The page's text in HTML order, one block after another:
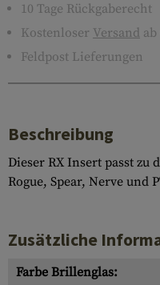
10 Tage Rückgaberecht
Kostenloser Versand
Feldpost Lieferungen
Beschreibung
Dieser RX Insert passt zu
Rogue, Spear, Nerve und
Zusätzliche
Farbe Brillenglas: